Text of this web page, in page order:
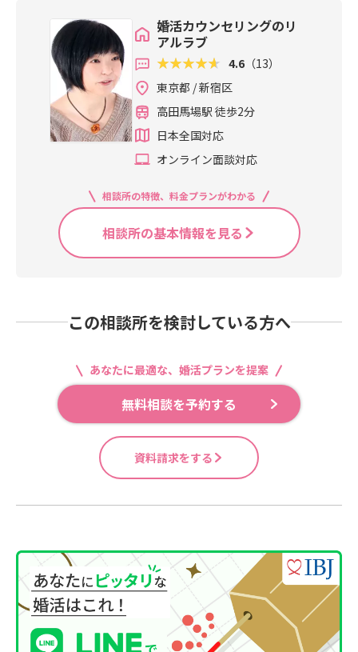
婚活カウンセリングのリ
アルラブ
4.6 （13）
東京都 / 新宿区
高田馬場駅 徒歩2分
日本全国対応
オンライン面談対応
相談所の特徴、料金プランがわかる
相談所の基本情報を見る
この相談所を検討している方へ
あなたに最適な、婚活プランを提案
無料相談を予約する
資料請求をする